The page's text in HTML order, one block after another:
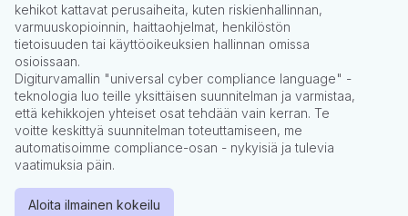
kehikot kattavat perusaiheita, kuten riskienhallinnan,
varmuuskopioinnin, haittaohjelmat, henkilöstön
tietoisuuden tai käyttöoikeuksien hallinnan omissa
osioissaan.
Digiturvamallin "universal cyber compliance language" -
teknologia luo teille yksittäisen suunnitelman ja varmistaa,
että kehikkojen yhteiset osat tehdään vain kerran. Te
voitte keskittyä suunnitelman toteuttamiseen, me
automatisoimme compliance-osan - nykyisiä ja tulevia
vaatimuksia päin.
Aloita ilmainen kokeilu